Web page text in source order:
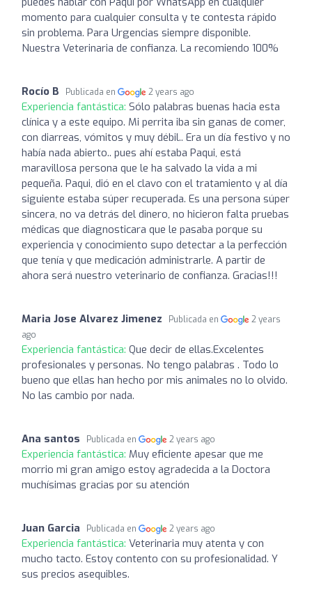
momento para cualquier consulta y te contesta rápido
sin problema. Para Urgencias siempre disponible.
Nuestra Veterinaria de confianza. La recomiendo 100%
Rocío B Publicada en 2 years ago
Experiencia fantástica: Sólo palabras buenas hacia esta
clínica y a este equipo. Mi perrita iba sin ganas de comer,
con diarreas, vómitos y muy débil.. Era un día festivo y no
había nada abierto.. pues ahí estaba Paqui, está
maravillosa persona que le ha salvado la vida a mi
pequeña. Paqui, dió en el clavo con el tratamiento y al día
siguiente estaba súper recuperada. Es una persona súper
sincera, no va detrás del dinero, no hicieron falta pruebas
médicas que diagnosticara que le pasaba porque su
experiencia y conocimiento supo detectar a la perfección
que tenía y que medicación administrarle. A partir de
ahora será nuestro veterinario de confianza. Gracias!!!
Maria Jose Alvarez Jimenez Publicada en
2 years
ago
Experiencia fantástica: Que decir de ellas.Excelentes
profesionales y personas. No tengo palabras . Todo lo
bueno que ellas han hecho por mis animales no lo olvido.
No las cambio por nada.
Ana santos Publicada en 2 years ago
Experiencia fantástica: Muy eficiente apesar que me
morrio mi gran amigo estoy agradecida a la Doctora
muchísimas gracias por su atención
Juan Garcia Publicada en 2 years ago
Experiencia fantástica: Veterinaria muy atenta y con
mucho tacto. Estoy contento con su profesionalidad. Y
sus precios asequibles.